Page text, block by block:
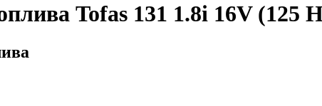
Tofas 131 1.8i 16V (125